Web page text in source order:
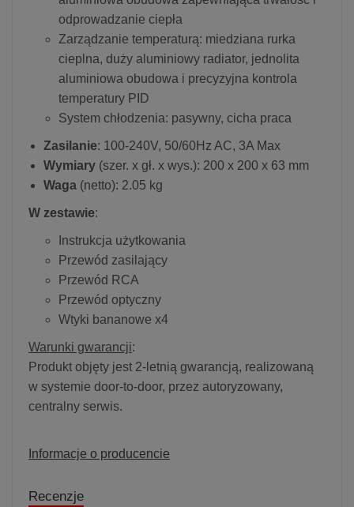
odprowadzanie ciepła
Zarządzanie temperaturą: miedziana rurka
cieplna, duży aluminiowy radiator, jednolita
aluminiowa obudowa i precyzyjna kontrola
temperatury PID
System chłodzenia: pasywny, cicha praca
Zasilanie: 100-240V, 50/60Hz AC, 3A Max
Wymiary (szer. x gł. x wys.): 200 x 200 x 63 mm
Waga (netto): 2.05 kg
W zestawie:
Instrukcja użytkowania
Przewód zasilający
Przewód RCA
Przewód optyczny
Wtyki bananowe x4
Warunki gwarancji:
Produkt objęty jest 2-letnią gwarancją, realizowaną
w systemie door-to-door, przez autoryzowany,
centralny serwis.
Informacje o producencie
Recenzje